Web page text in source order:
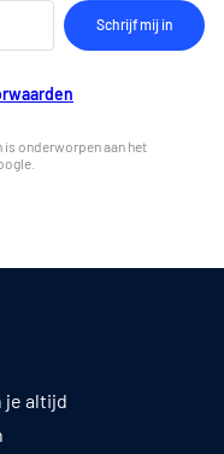
is onderworpen aan het
je altijd